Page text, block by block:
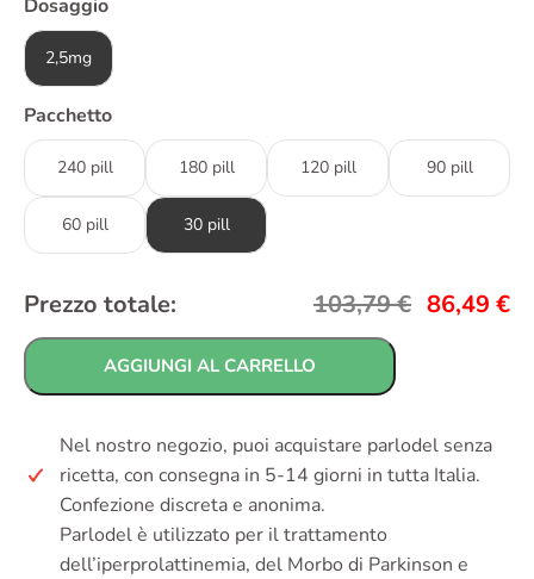
Dosaggio
2,5mg
Pacchetto
240 pill 180 pill 120 pill 90 pill
60 pill 30 pill
Prezzo totale: 103,79€ 86,49 €
AGGIUNGI AL CARRELLO
Nel nostro negozio, puoi acquistare parlodel senza
ricetta, con consegna in 5-14 giorni in tutta Italia.
Confezione discreta e anonima.
Parlodel è utilizzato per il trattamento
dell’iperprolattinemia, del Morbo di Parkinson e